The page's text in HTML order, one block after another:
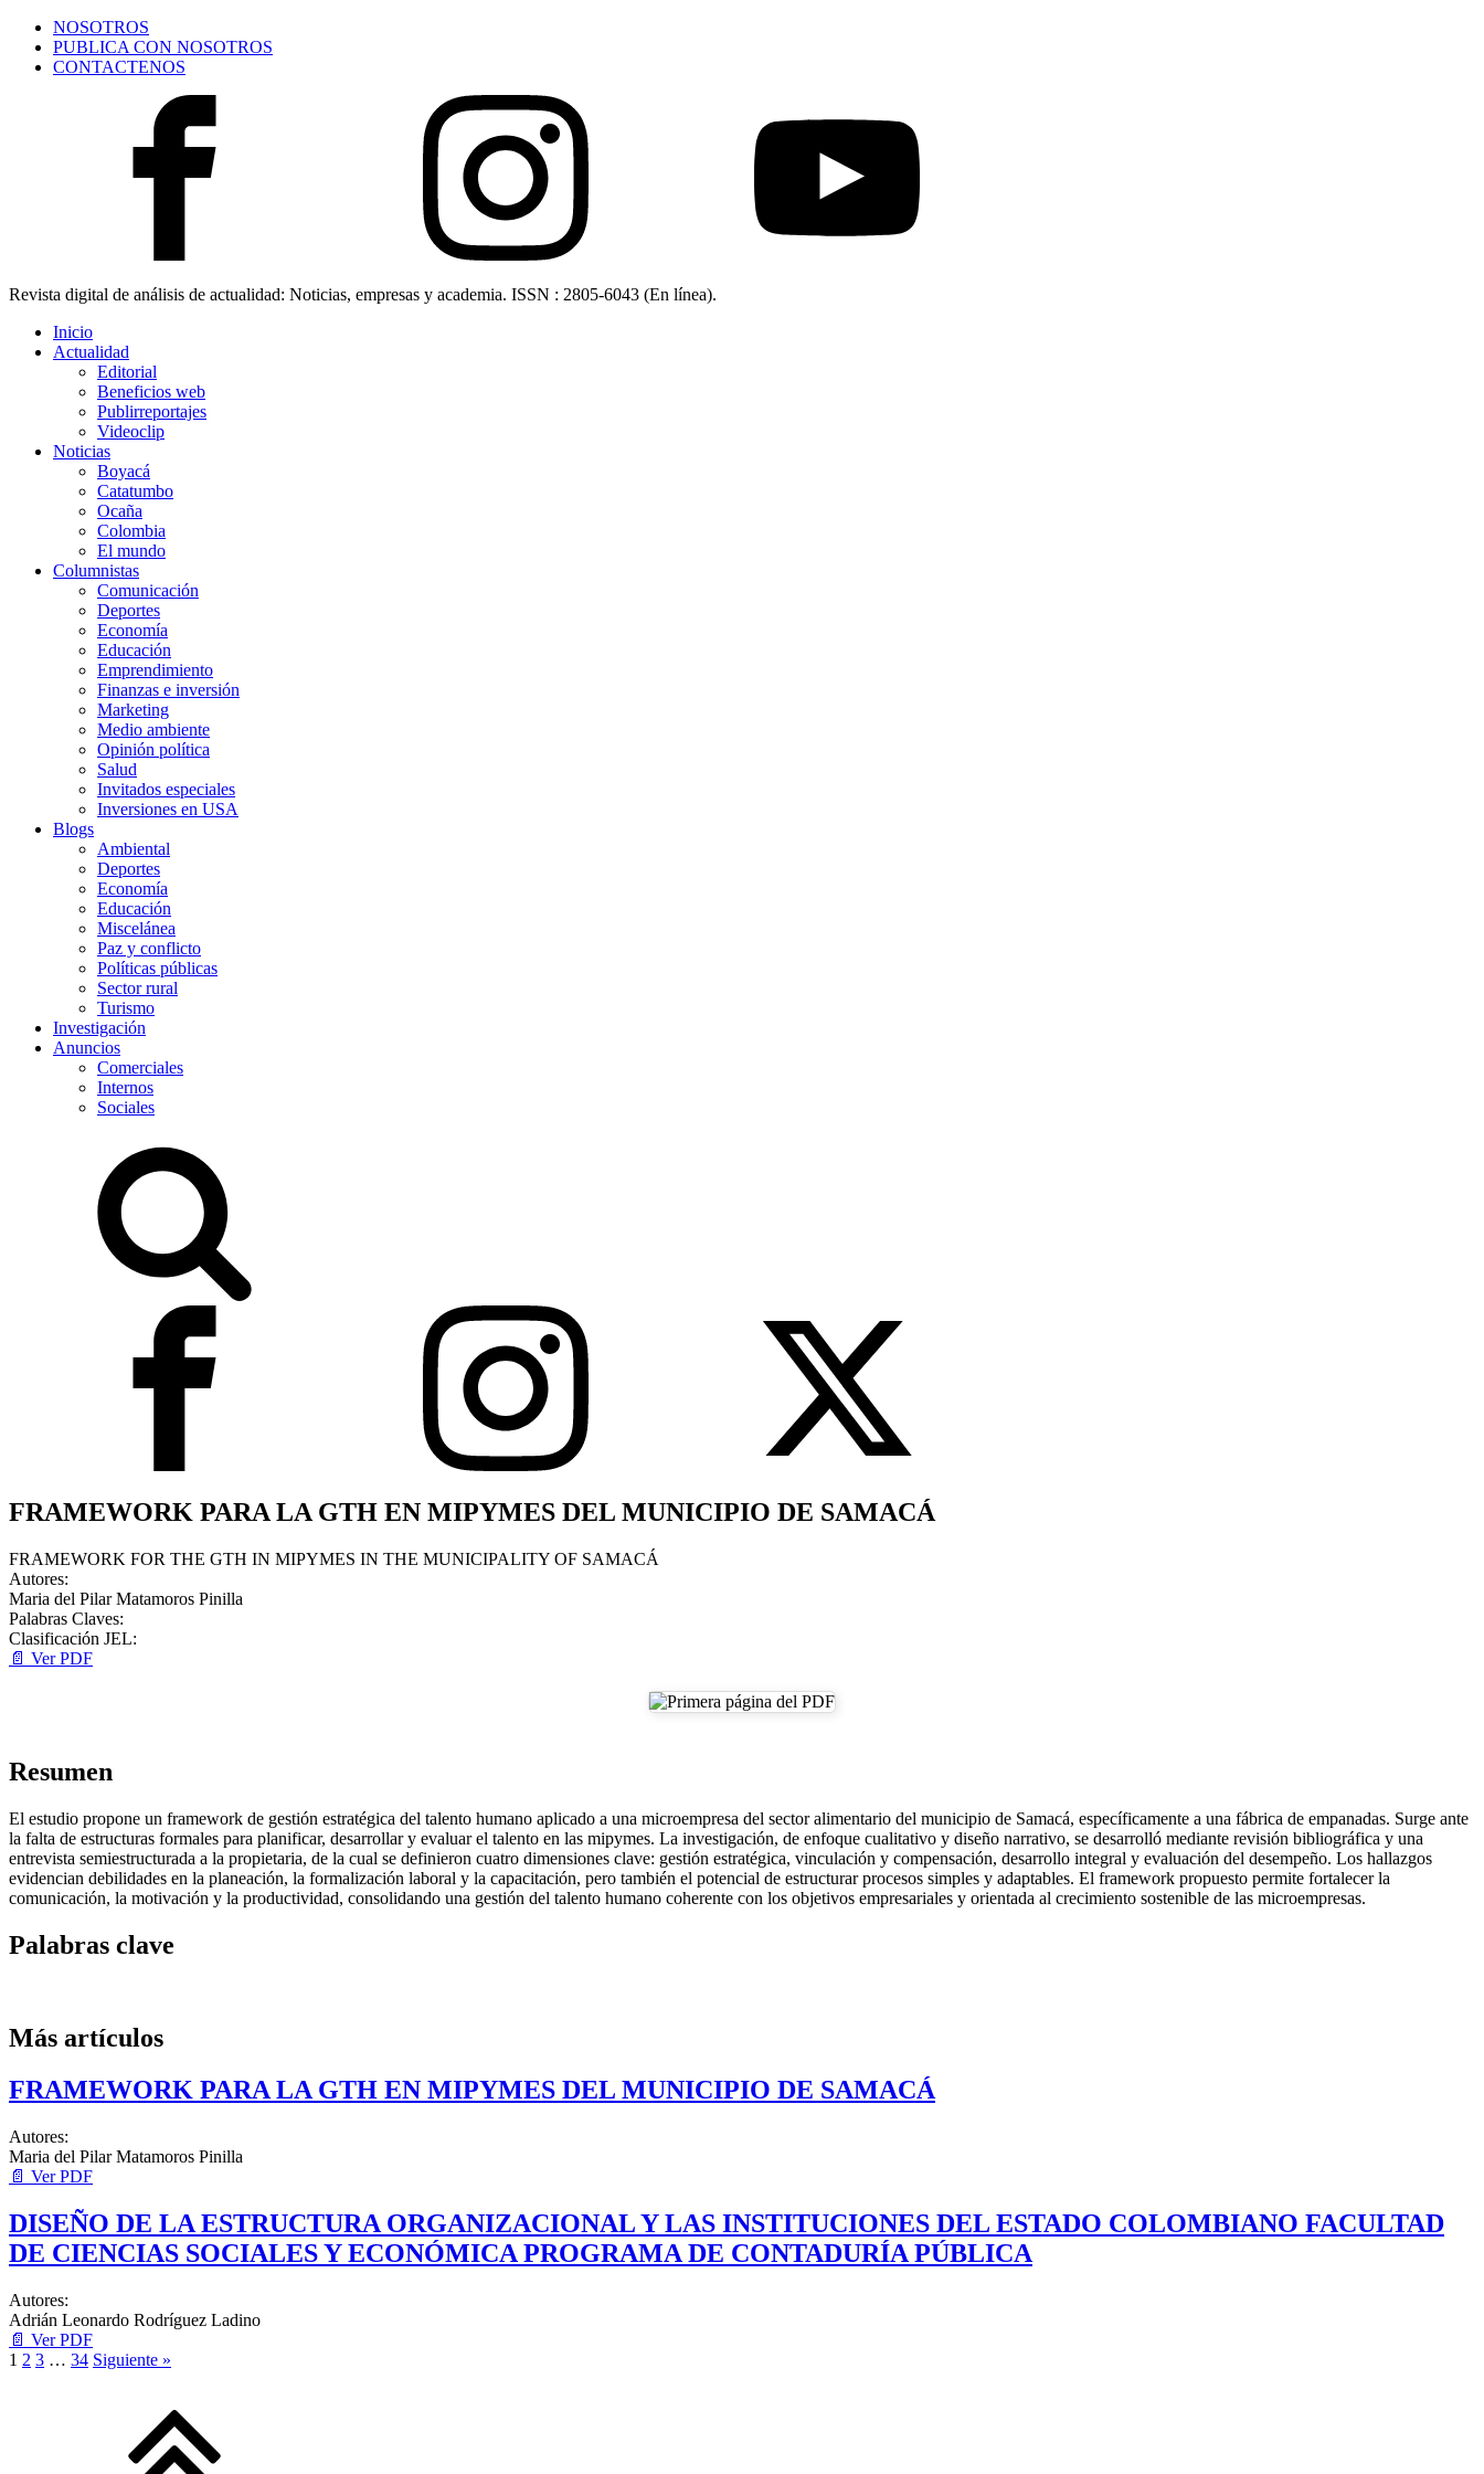
NOSOTROS
PUBLICA CON NOSOTROS
CONTACTENOS
Revista digital de análisis de actualidad: Noticias, empresas y academia. ISSN : 2805-6043 (En línea).
Inicio
Actualidad
Editorial
Beneficios web
Publirreportajes
Videoclip
Noticias
Boyacá
Catatumbo
Ocaña
Colombia
El mundo
Columnistas
Comunicación
Deportes
Economía
Educación
Emprendimiento
Finanzas e inversión
Marketing
Medio ambiente
Opinión política
Salud
Invitados especiales
Inversiones en USA
Blogs
Ambiental
Deportes
Economía
Educación
Miscelánea
Paz y conflicto
Políticas públicas
Sector rural
Turismo
Investigación
Anuncios
Comerciales
Internos
Sociales
FRAMEWORK PARA LA GTH EN MIPYMES DEL MUNICIPIO DE SAMACÁ
FRAMEWORK FOR THE GTH IN MIPYMES IN THE MUNICIPALITY OF SAMACÁ
Autores:
Maria del Pilar Matamoros Pinilla
Palabras Claves:
Clasificación JEL:
📄 Ver PDF
Resumen
El estudio propone un framework de gestión estratégica del talento humano aplicado a una microempresa del sector alimentario del municipio de Samacá, específicamente a una fábrica de empanadas. Surge ante
la falta de estructuras formales para planificar, desarrollar y evaluar el talento en las mipymes. La investigación, de enfoque cualitativo y diseño narrativo, se desarrolló mediante revisión bibliográfica y una
entrevista semiestructurada a la propietaria, de la cual se definieron cuatro dimensiones clave: gestión estratégica, vinculación y compensación, desarrollo integral y evaluación del desempeño. Los hallazgos
evidencian debilidades en la planeación, la formalización laboral y la capacitación, pero también el potencial de estructurar procesos simples y adaptables. El framework propuesto permite fortalecer la
comunicación, la motivación y la productividad, consolidando una gestión del talento humano coherente con los objetivos empresariales y orientada al crecimiento sostenible de las microempresas.
Palabras clave
Más artículos
FRAMEWORK PARA LA GTH EN MIPYMES DEL MUNICIPIO DE SAMACÁ
Autores:
Maria del Pilar Matamoros Pinilla
📄 Ver PDF
DISEÑO DE LA ESTRUCTURA ORGANIZACIONAL Y LAS INSTITUCIONES DEL ESTADO COLOMBIANO FACULTAD
DE CIENCIAS SOCIALES Y ECONÓMICA PROGRAMA DE CONTADURÍA PÚBLICA
Autores:
Adrián Leonardo Rodríguez Ladino
📄 Ver PDF
1 2 3 … 34 Siguiente »